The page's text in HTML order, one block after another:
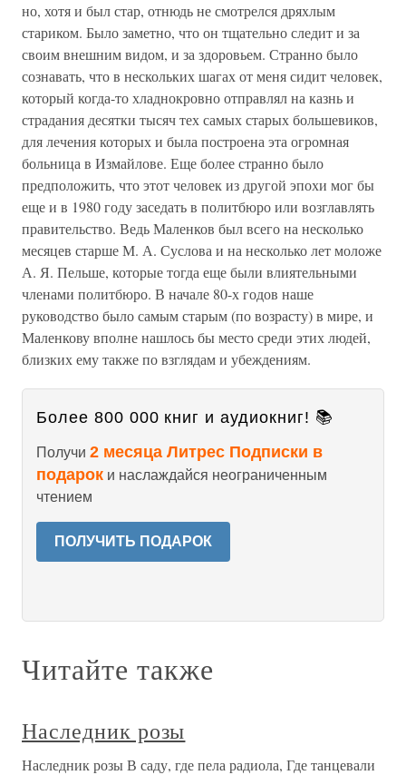
но, хотя и был стар, отнюдь не смотрелся дряхлым
стариком. Было заметно, что он тщательно следит и за
своим внешним видом, и за здоровьем. Странно было
сознавать, что в нескольких шагах от меня сидит человек,
который когда-то хладнокровно отправлял на казнь и
страдания десятки тысяч тех самых старых большевиков,
для лечения которых и была построена эта огромная
больница в Измайлове. Еще более странно было
предположить, что этот человек из другой эпохи мог бы
еще и в 1980 году заседать в политбюро или возглавлять
правительство. Ведь Маленков был всего на несколько
месяцев старше М. А. Суслова и на несколько лет моложе
А. Я. Пельше, которые тогда еще были влиятельными
членами политбюро. В начале 80-х годов наше
руководство было самым старым (по возрасту) в мире, и
Маленкову вполне нашлось бы место среди этих людей,
близких ему также по взглядам и убеждениям.
Более 800 000 книг и аудиокниг! 📚
Получи 2 месяца Литрес Подписки в
подарок и наслаждайся неограниченным
чтением
ПОЛУЧИТЬ ПОДАРОК
Читайте также
Наследник розы
Наследник розы В саду, где пела радиола, Где танцевали